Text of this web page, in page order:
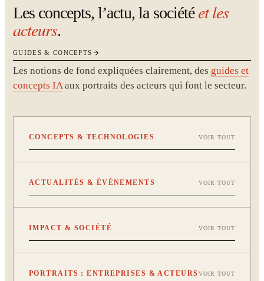
Les concepts, l’actu, la sociétéet les
acteurs.
GUIDES & CONCEPTS
Les notions de fond expliquées clairement, des guides et
concepts IAaux portraits des acteurs qui font le secteur.
CONCEPTS & TECHNOLOGIES VOIR TOUT
ACTUALITÉS & ÉVÉNEMENTS VOIR TOUT
IMPACT & SOCIÉTÉ VOIR TOUT
PORTRAITS : ENTREPRISES & ACTEURSVOIR TOUT